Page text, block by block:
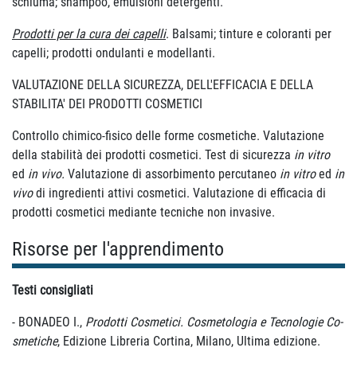
Prodotti per la cura dei capelli. Balsami; tinture e coloranti per
capelli; prodotti ondulanti e modellanti.
VALUTAZIONE DELLA SICUREZZA, DELL'EFFICACIA E DELLA
STABILITA' DEI PRODOTTI COSMETICI
Controllo chimico-fisico delle forme cosmetiche. Valutazione
della stabilità dei prodotti cosmetici. Test di sicurezza in vitro
ed in vivo. Valutazione di assorbimento percutaneo in vitroed in
vivodi ingredienti attivi cosmetici. Valutazione di efficacia di
prodotti cosmetici mediante tecniche non invasive.
Risorse per l'apprendimento
Testi consigliati
- BONADEO I., Prodotti Cosmetici. Cosmetologia e Tecnologie Co-
smetiche, Edizione Libreria Cortina, Milano, Ultima edizione.